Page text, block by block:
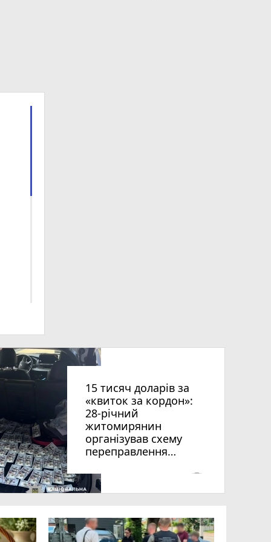
15 тисяч доларів за
«квиток за кордон»:
28-річний
житомирянин
організував схему
переправлення
віку за межі країни
photo_camera